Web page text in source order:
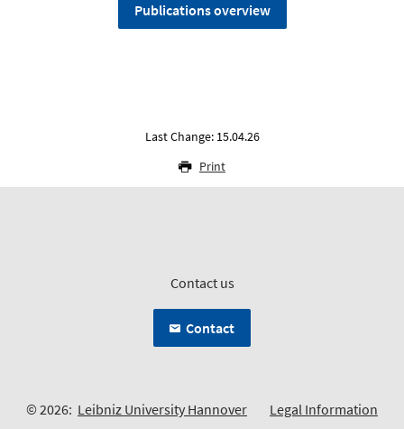
Publications overview
Last Change: 15.04.26
Print
Contact us
Contact
© 2026: Leibniz University Hannover Legal Information